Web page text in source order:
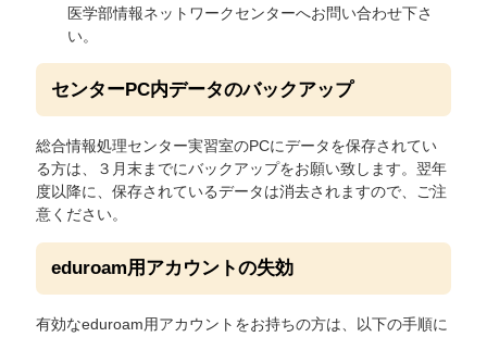
医学部情報ネットワークセンターへお問い合わせ下さ
い。
センターPC内データのバックアップ
総合情報処理センター実習室のPCにデータを保存されてい
る方は、３月末までにバックアップをお願い致します。翌年
度以降に、保存されているデータは消去されますので、ご注
意ください。
eduroam用アカウントの失効
有効なeduroam用アカウントをお持ちの方は、以下の手順に